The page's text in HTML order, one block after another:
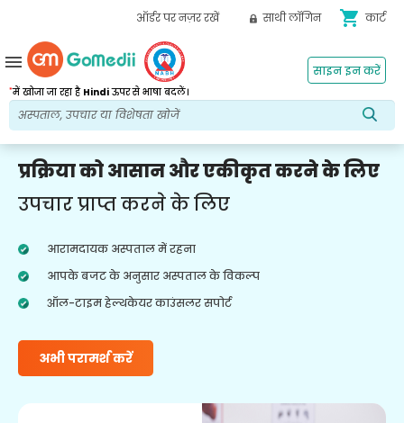
ऑर्डर पर नज़र रखें साथी लॉगिन shopping_cart कार्ट
*में खोजा जा रहा है Hindiऊपर से भाषा बदलें।
साइन इन करें
menu
प्रक्रिया को आसान और एकीकृत करने के लिए
उपचार प्राप्त करने के लिए
आरामदायक अस्पताल में रहना
आपके बजट के अनुसार अस्पताल के विकल्प
ऑल-टाइम हेल्थकेयर काउंसलर सपोर्ट
अभी परामर्श करें